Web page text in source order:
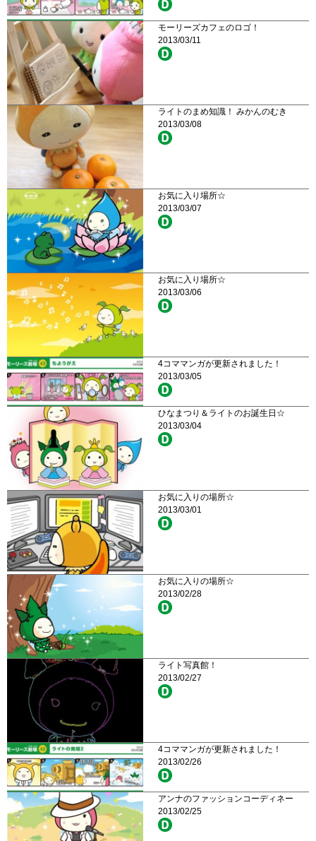
モーリーズカフェのロゴ！
2013/03/11
ライトのまめ知識！ みかんのむき
2013/03/08
お気に入り場所☆
2013/03/07
お気に入り場所☆
2013/03/06
4コママンガが更新されました！
2013/03/05
ひなまつり＆ライトのお誕生日☆
2013/03/04
お気に入りの場所☆
2013/03/01
お気に入りの場所☆
2013/02/28
ライト写真館！
2013/02/27
4コママンガが更新されました！
2013/02/26
アンナのファッションコーディネー
2013/02/25